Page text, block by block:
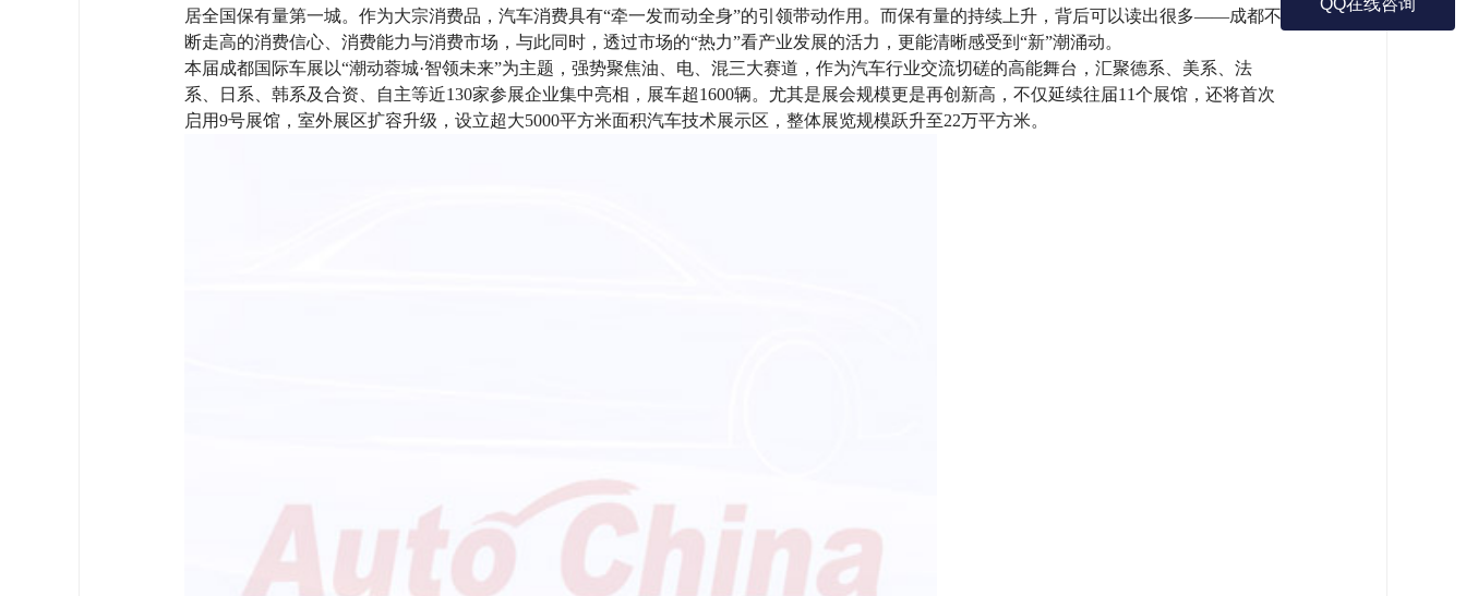
QQ在线咨询
居全国保有量第一城。作为大宗消费品，汽车消费具有“牵一发而动全身”的引领带动作用。而保有量的持续上升，背后可以读出很多——成都不
断走高的消费信心、消费能力与消费市场，与此同时，透过市场的“热力”看产业发展的活力，更能清晰感受到“新”潮涌动。
本届成都国际车展以“潮动蓉城·智领未来”为主题，强势聚焦油、电、混三大赛道，作为汽车行业交流切磋的高能舞台，汇聚德系、美系、法
系、日系、韩系及合资、自主等近130家参展企业集中亮相，展车超1600辆。尤其是展会规模更是再创新高，不仅延续往届11个展馆，还将首次
启用9号展馆，室外展区扩容升级，设立超大5000平方米面积汽车技术展示区，整体展览规模跃升至22万平方米。